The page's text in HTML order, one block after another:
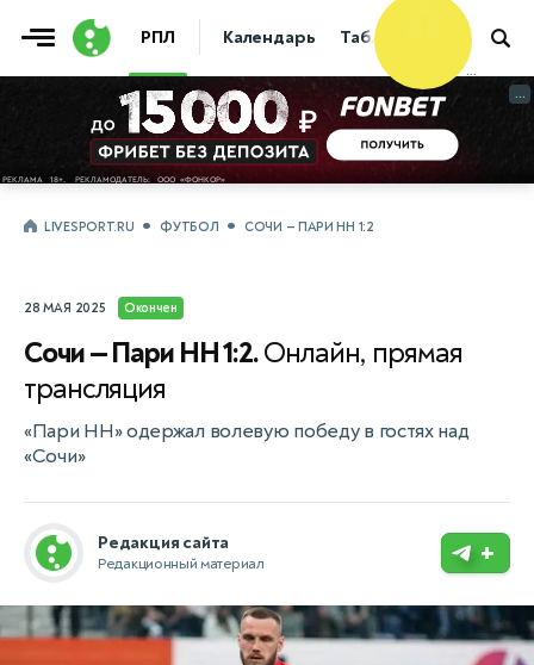
РПЛ Календарь Таблица Прогнозы
...
...
LIVESPORT.RU ФУТБОЛ СОЧИ — ПАРИ НН 1:2
28 МАЯ 2025 Окончен
Сочи — Пари НН 1:2.Онлайн, прямая
трансляция
«Пари НН» одержал волевую победу в гостях над
«Сочи»
Редакция сайта
Редакционный материал +